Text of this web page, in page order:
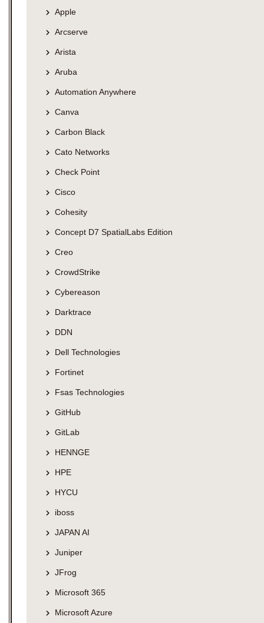
Apple
Arcserve
Arista
Aruba
Automation Anywhere
Canva
Carbon Black
Cato Networks
Check Point
Cisco
Cohesity
Concept D7 SpatialLabs Edition
Creo
CrowdStrike
Cybereason
Darktrace
DDN
Dell Technologies
Fortinet
Fsas Technologies
GitHub
GitLab
HENNGE
HPE
HYCU
iboss
JAPAN AI
Juniper
JFrog
Microsoft 365
Microsoft Azure